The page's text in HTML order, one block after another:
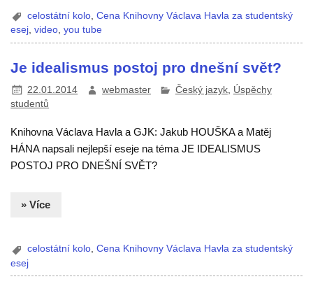
celostátní kolo ,Cena Knihovny Václava Havla za studentský
esej,video,you tube
Je idealismus postoj pro dnešní svět?
22.01.2014 webmaster Český jazyk, Úspěchy
studentů
Knihovna Václava Havla a GJK: Jakub HOUŠKA a Matěj
HÁNA napsali nejlepší eseje na téma JE IDEALISMUS
POSTOJ PRO DNEŠNÍ SVĚT?
» Více
celostátní kolo,Cena Knihovny Václava Havla za studentský
esej